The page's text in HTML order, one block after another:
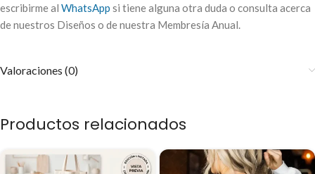
escribirme al WhatsApp si tiene alguna otra duda o consulta acerca
de nuestros Diseños o de nuestra Membresía Anual.
Valoraciones (0)
Productos relacionados